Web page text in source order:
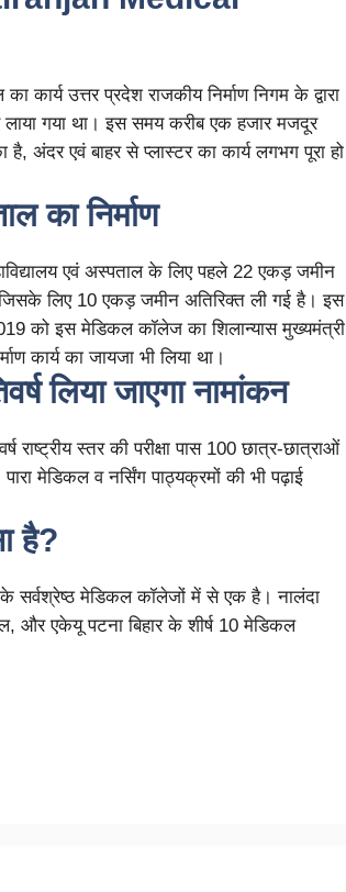
उत्तर प्रदेश राजकीय निर्माण निगम के द्वारा
लाया गया था। इस समय करीब एक हजार मजदूर
अंदर एवं बाहर से प्लास्टर का कार्य लगभग पूरा हो
का निर्माण
एवं अस्पताल के लिए पहले 22 एकड़ जमीन
जिसके लिए 10 एकड़ जमीन अतिरिक्त ली गई है। इस
को इस मेडिकल कॉलेज का शिलान्यास मुख्यमंत्री
कार्य का जायजा भी लिया था।
लिया जाएगा नामांकन
राष्ट्रीय स्तर की परीक्षा पास 100 छात्र-छात्राओं
मेडिकल व नर्सिंग पाठ्यक्रमों की भी पढ़ाई
है?
के सर्वश्रेष्ठ मेडिकल कॉलेजों में से एक है। नालंदा
एकेयू पटना बिहार के शीर्ष 10 मेडिकल